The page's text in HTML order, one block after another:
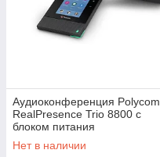
Аудиоконференция Polycom
RealPresence Trio 8800 с
блоком питания
Нет в наличии